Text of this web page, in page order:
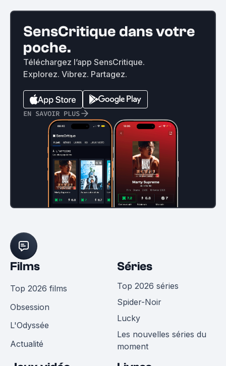
SensCritique dans votre
poche.
Téléchargez l’app SensCritique.
Explorez. Vibrez. Partagez.
EN SAVOIR PLUS
Films
Top 2026 films
Obsession
L'Odyssée
Actualité
Séries
Top 2026 séries
Spider-Noir
Lucky
Les nouvelles séries du
moment